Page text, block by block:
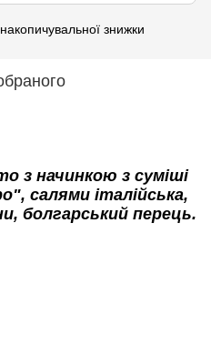
знижки
з начинкою з суміші
салями італійська,
болгарський перець.